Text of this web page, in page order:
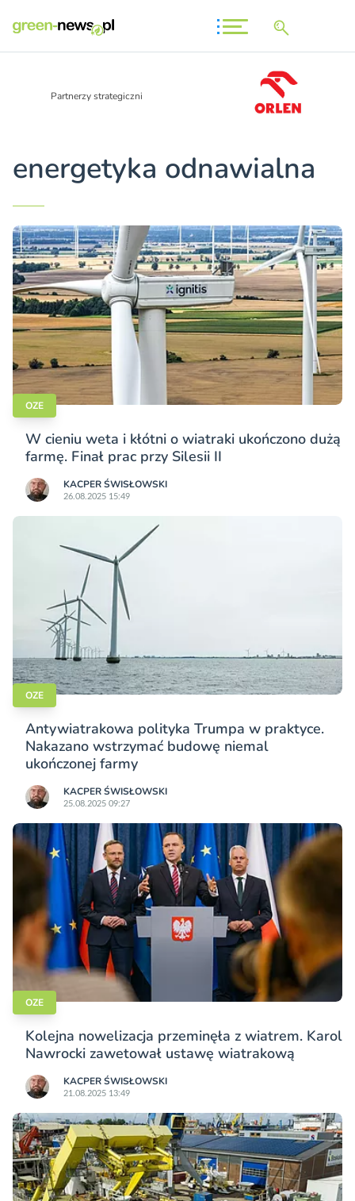
Partnerzy strategiczni
energetyka odnawialna
OZE
W cieniu weta i kłótni o wiatraki ukończono dużą
farmę. Finał prac przy Silesii II
KACPER ŚWISŁO­WSKI
26.08.2025 15:49
OZE
Antywiatrakowa polityka Trumpa w praktyce.
Nakazano wstrzymać budowę niemal
ukończonej farmy
KACPER ŚWISŁO­WSKI
25.08.2025 09:27
OZE
Kolejna nowelizacja przeminęła z wiatrem. Karol
Nawrocki zawetował ustawę wiatrakową
KACPER ŚWISŁO­WSKI
21.08.2025 13:49